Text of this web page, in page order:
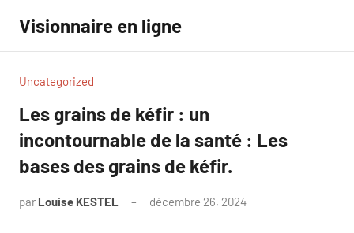
contenu
Visionnaire en ligne
Uncategorized
Les grains de kéfir : un
incontournable de la santé : Les
bases des grains de kéfir.
par Louise KESTEL décembre 26, 2024